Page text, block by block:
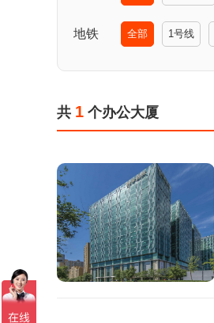
地铁 全部 1号线
共 1 个办公大厦